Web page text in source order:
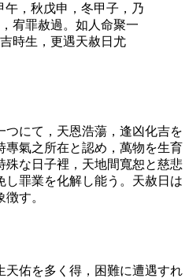
，秋戊申，冬甲子，乃
宥罪赦過。如人命聚一
時生，更遇天赦日尤
つにて，天恩浩蕩，逢凶化吉を
專氣之所在と認め，萬物を生育
な日子裡，天地間寬恕と慈悲
罪業を化解し能う。天赦日は
す。
天佑を多く得，困難に遭遇すれ